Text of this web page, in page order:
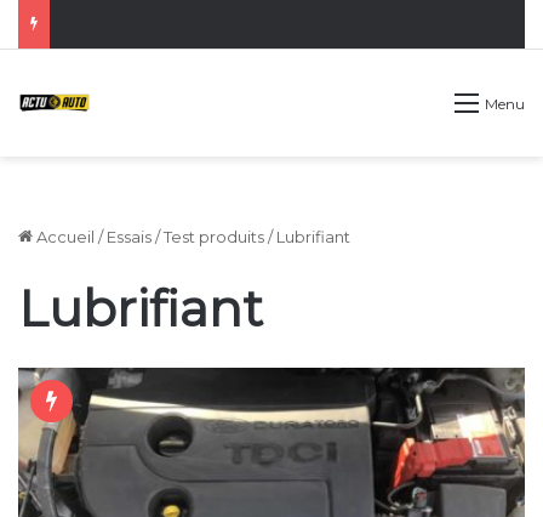
Menu
Accueil / Essais/Test produits/ Lubrifiant
Lubrifiant